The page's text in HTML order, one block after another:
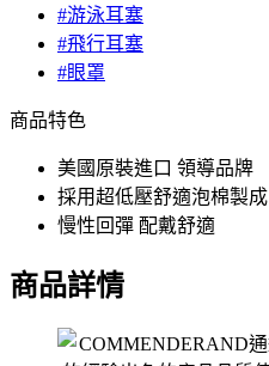
#游泳耳塞
#飛行耳塞
#眼罩
商品特色
美國原裝進口 領導品牌
採用超低壓舒適泡棉製成
慢性回彈 配戴舒適
商品詳情